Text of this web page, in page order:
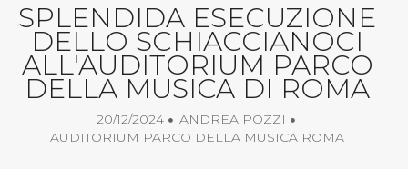
SPLENDIDA ESECUZIONE
DELLO SCHIACCIANOCI
ALL'AUDITORIUM PARCO
DELLA MUSICA DI ROMA
20/12/2024
ANDREA POZZI
AUDITORIUM PARCO DELLA MUSICA ROMA